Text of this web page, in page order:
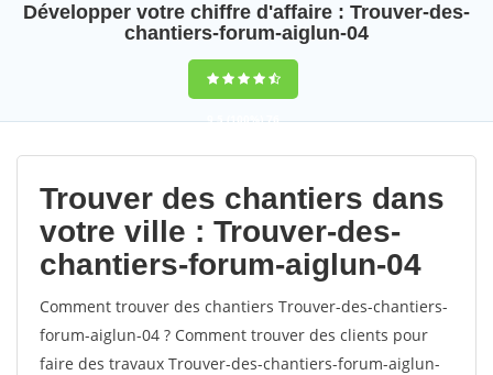
Développer votre chiffre d'affaire : Trouver-des-
chantiers-forum-aiglun-04
9,5(100%)76
votes
Trouver des chantiers dans
votre ville : Trouver-des-
chantiers-forum-aiglun-04
Comment trouver des chantiers Trouver-des-chantiers-
forum-aiglun-04 ? Comment trouver des clients pour
faire des travaux Trouver-des-chantiers-forum-aiglun-